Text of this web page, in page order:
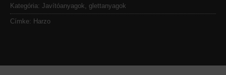
Kategória: Javítóanyagok, glettanyagok
Címke: Harzo